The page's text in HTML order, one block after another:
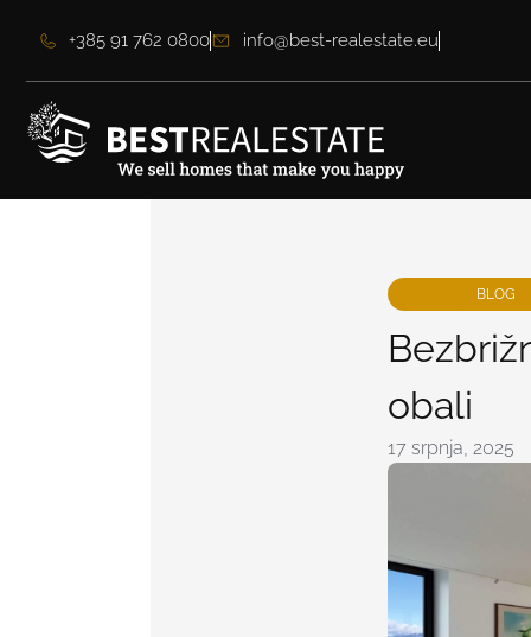
+385 91 762 0800 info@best-realestate.eu
BLOG
obali
17 srpnja, 2025